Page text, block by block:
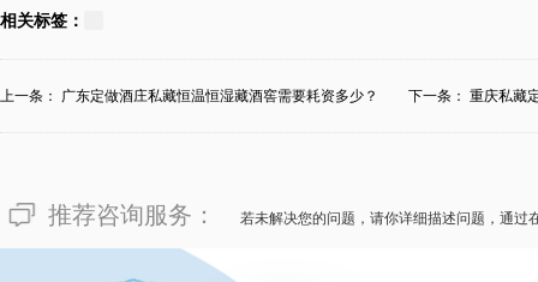
虑情况，四川省金牛区牢靠的
迈菲酒柜酒窖如此分享：清晰
重要性，但拣选一家能够定做
做时的复杂程度、应用原材料
也需要定做私家恒温恒湿酒窖
相关标签：
上一条： 广东定做酒庄私藏恒温恒湿藏酒窖需要耗资多少？ 下一条： 重庆私藏
推荐咨询服务： 若未解决您的问题，请你详细描述问题，通过